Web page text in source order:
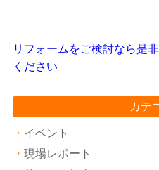
リフォームをご検討なら是
ください
カテ
イベント
現場レポート